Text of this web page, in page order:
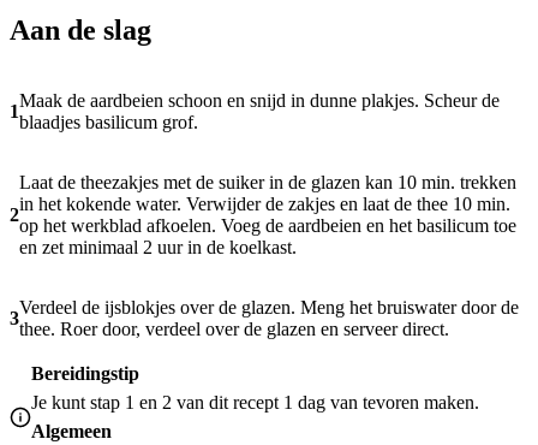
Aan de slag
1
Maak de aardbeien schoon en snijd in dunne plakjes. Scheur de
blaadjes basilicum grof.
2
Laat de theezakjes met de suiker in de glazen kan 10 min. trekken
in het kokende water. Verwijder de zakjes en laat de thee 10 min.
op het werkblad afkoelen. Voeg de aardbeien en het basilicum toe
en zet minimaal 2 uur in de koelkast.
3
Verdeel de ijsblokjes over de glazen. Meng het bruiswater door de
thee. Roer door, verdeel over de glazen en serveer direct.
Bereidingstip
Je kunt stap 1 en 2 van dit recept 1 dag van tevoren maken.
Algemeen